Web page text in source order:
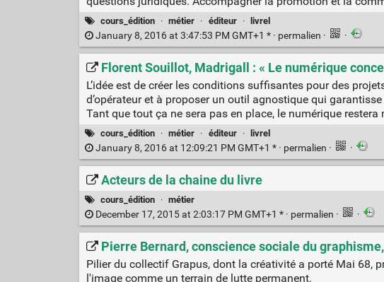
cours_édition · métier · éditeur · livrel
January 8, 2016 at 3:47:53 PM GMT+1 * · permalien · ·
Florent Souillot, Madrigall : « Le numérique
L’idée est de créer les conditions suffisantes pour des
d’opérateur et à proposer un outil agnostique qui
Tant que tout ça ne sera pas en place, le numérique restera
cours_édition · métier · éditeur · livrel
January 8, 2016 at 12:09:21 PM GMT+1 * · permalien · ·
Acteurs de la chaine du livre
cours_édition · métier
December 17, 2015 at 2:03:17 PM GMT+1 * · permalien · ·
Pierre Bernard, conscience sociale du
Pilier du collectif Grapus, dont la créativité a porté Mai 68,
l'image comme un terrain de lutte permanent.